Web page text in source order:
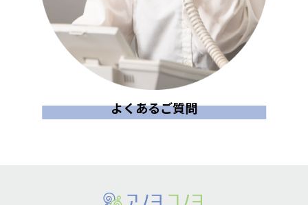
よくあるご質問